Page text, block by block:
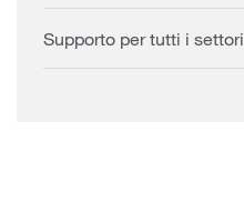
Supporto per tutti i settori